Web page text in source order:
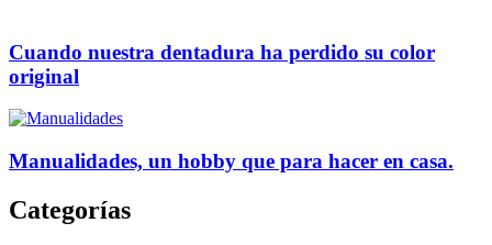
Cuando nuestra dentadura ha perdido su color
original
Manualidades, un hobby que para hacer en casa.
Categorías